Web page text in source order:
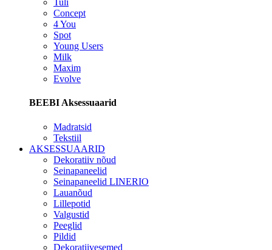
Tuli
Concept
4 You
Spot
Young Users
Milk
Maxim
Evolve
BEEBI Aksessuaarid
Madratsid
Tekstiil
AKSESSUAARID
Dekoratiiv nõud
Seinapaneelid
Seinapaneelid LINERIO
Lauanõud
Lillepotid
Valgustid
Peeglid
Pildid
Dekoratiivesemed